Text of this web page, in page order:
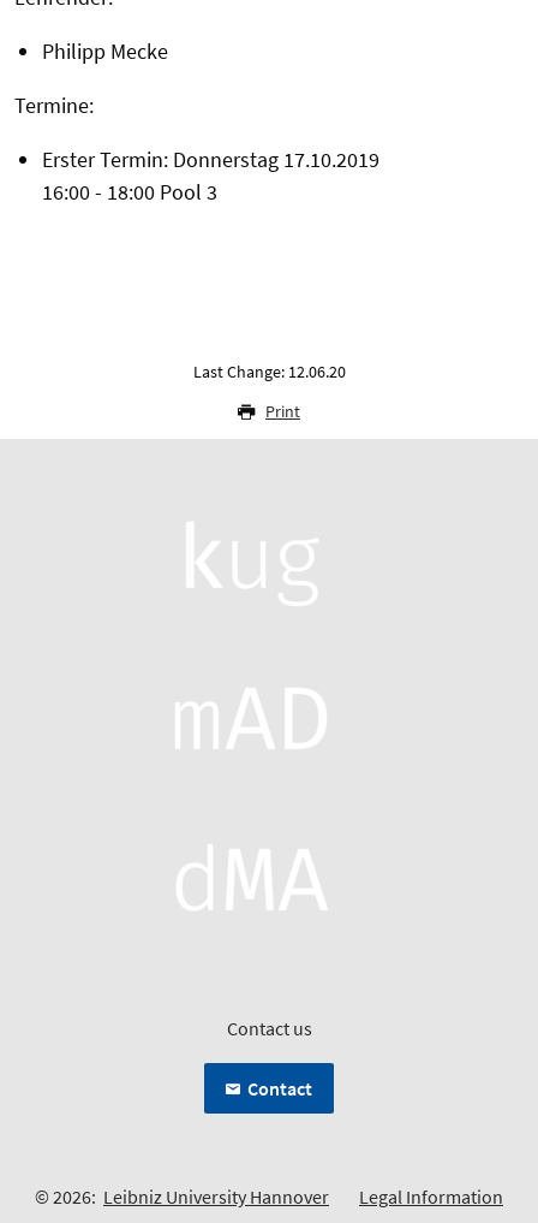
Philipp Mecke
Termine:
Erster Termin: Donnerstag 17.10.2019
16:00 - 18:00 Pool 3
Last Change: 12.06.20
Print
Contact us
Contact
© 2026: Leibniz University Hannover Legal Information